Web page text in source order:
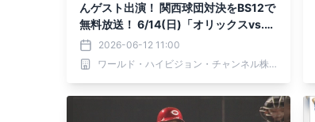
んゲスト出演！ 関西球団対決をBS12で
無料放送！ 6/14(日)「オリックスvs.阪
神」BS12プロ野球中継2026
2026-06-12 11:00
ワールド・ハイビジョン・チャンネル株式会社